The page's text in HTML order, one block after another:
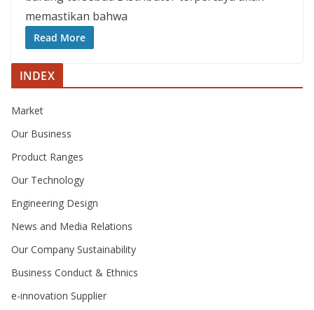
memastikan bahwa
Read More
INDEX
Market
Our Business
Product Ranges
Our Technology
Engineering Design
News and Media Relations
Our Company Sustainability
Business Conduct & Ethnics
e-innovation Supplier